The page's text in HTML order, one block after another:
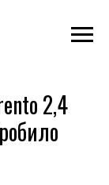
2,4